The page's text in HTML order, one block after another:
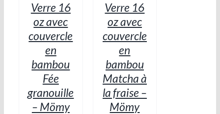
DÉTAILS
Verre 16
oz avec
couvercle
en
bambou
Fée
granouille
– Mömy
DÉTAILS
Verre 16
oz avec
couvercle
en
bambou
Matcha à
la fraise –
Mömy